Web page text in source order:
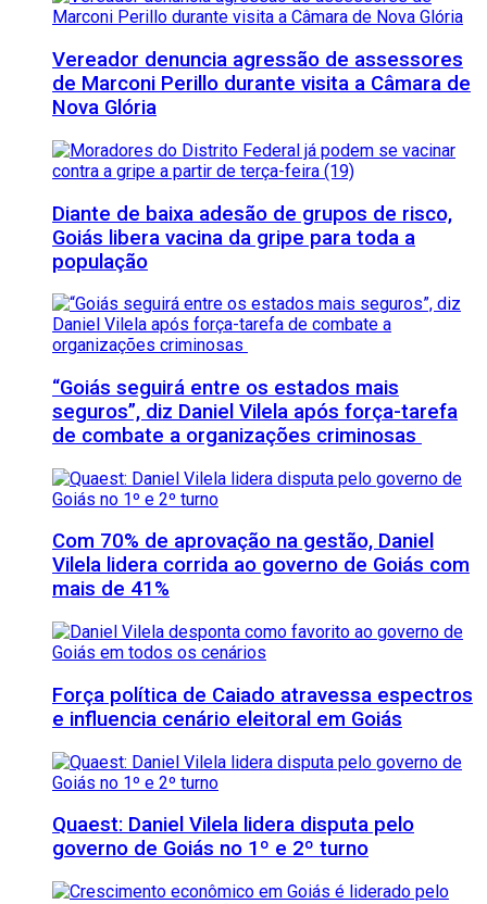
Vereador denuncia agressão de assessores
de Marconi Perillo durante visita a Câmara de
Nova Glória
Diante de baixa adesão de grupos de risco,
Goiás libera vacina da gripe para toda a
população
“Goiás seguirá entre os estados mais
seguros”, diz Daniel Vilela após força-tarefa
de combate a organizações criminosas
Com 70% de aprovação na gestão, Daniel
Vilela lidera corrida ao governo de Goiás com
mais de 41%
Força política de Caiado atravessa espectros
e influencia cenário eleitoral em Goiás
Quaest: Daniel Vilela lidera disputa pelo
governo de Goiás no 1º e 2º turno